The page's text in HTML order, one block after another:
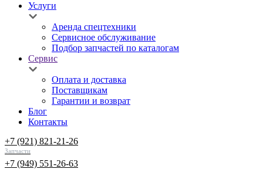
Услуги
Аренда спецтехники
Сервисное обслуживание
Подбор запчастей по каталогам
Сервис
Оплата и доставка
Поставщикам
Гарантии и возврат
Блог
Контакты
+7 (921) 821-21-26
Запчасти
+7 (949) 551-26-63